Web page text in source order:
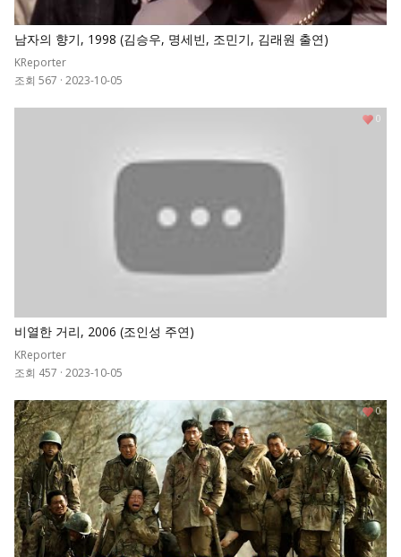
남자의 향기, 1998 (김승우, 명세빈, 조민기, 김래원 출연)
KReporter
조회 567 · 2023-10-05
비열한 거리, 2006 (조인성 주연)
KReporter
조회 457 · 2023-10-05
0
0